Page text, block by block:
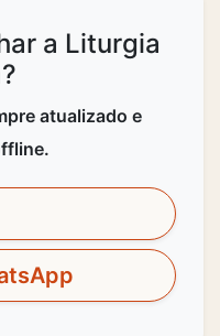
a Liturgia
atualizado e